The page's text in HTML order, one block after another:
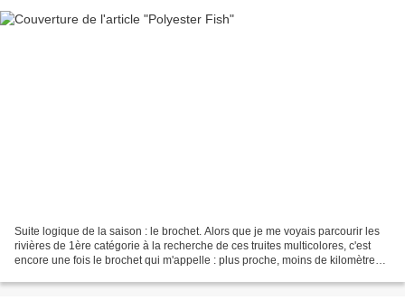
Suite logique de la saison : le brochet. Alors que je me voyais parcourir les
rivières de 1ère catégorie à la recherche de ces truites multicolores, c'est
encore une fois le brochet qui m'appelle : plus proche, moins de kilomètres à